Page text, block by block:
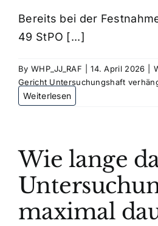
Erfolge
Kosten
Bereits bei der
49 StPO [...]
By WHP_JJ_RAF 14. April 2026
Gericht Untersuchungshaft
Wie lange
maximal